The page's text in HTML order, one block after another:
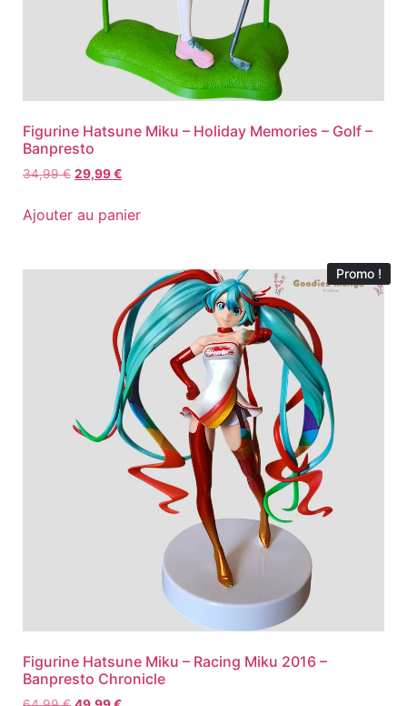
Figurine Hatsune Miku – Holiday Memories – Golf –
Banpresto
34,99€ 29,99€
Ajouter au panier
Promo !
Figurine Hatsune Miku – Racing Miku 2016 –
Banpresto Chronicle